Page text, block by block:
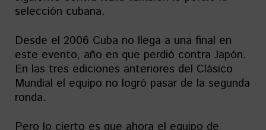
selección cubana.
Desde el 2006 Cuba no llega a una final en
este evento, año en que perdió contra Japón.
En las tres ediciones anteriores del Clásico
Mundial el equipo no logró pasar de la segunda
ronda.
Pero lo cierto es que ahora el equipo de